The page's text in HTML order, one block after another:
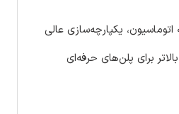
اتوماسیون، یکپارچه‌سازی عالی
برای پلن‌های حرفه‌ای